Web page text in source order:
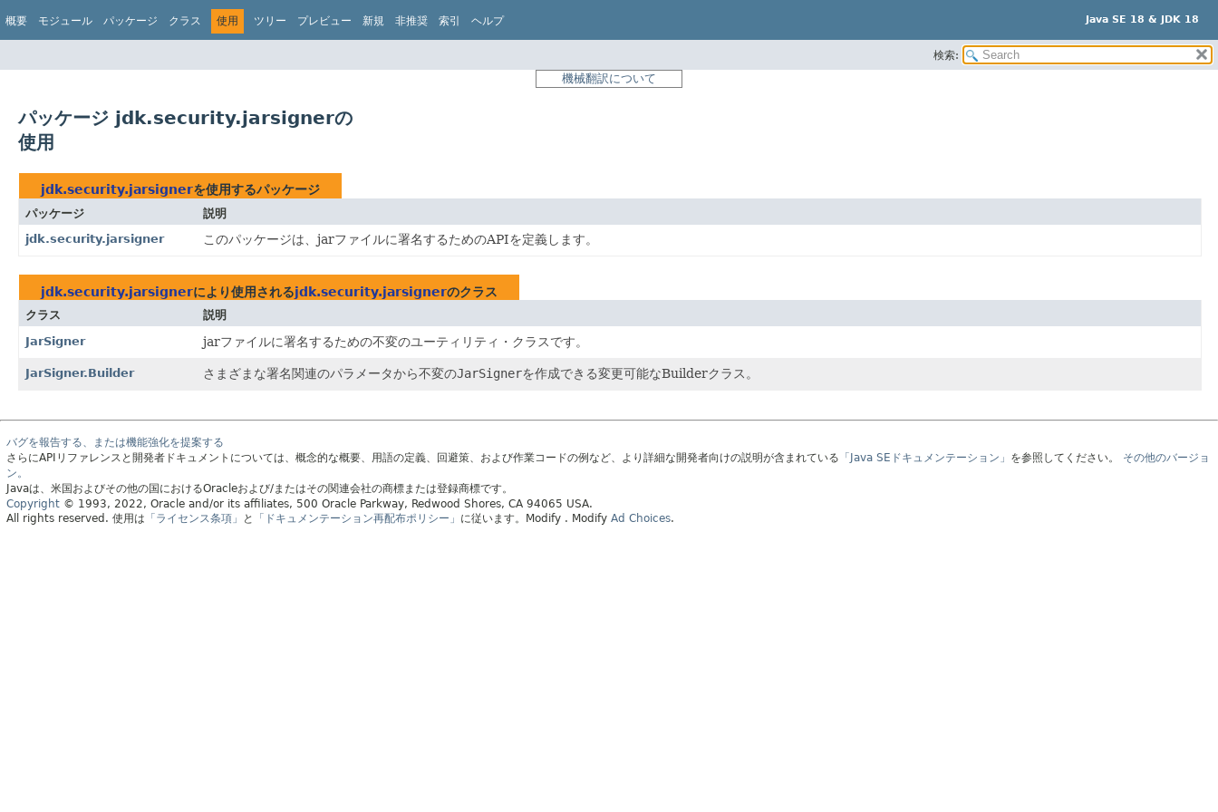
Java SE 18 & JDK 18
概要 モジュール パッケージ クラス 使用 ツリー プレビュー 新規 非推奨 索引 ヘルプ
検索:
機械翻訳について
パッケージ jdk.security.jarsignerの
使用
jdk.security.jarsignerを使用するパッケージ
パッケージ
説明
jdk.security.jarsigner
このパッケージは、jarファイルに署名するためのAPIを定義します。
jdk.security.jarsignerにより使用されるjdk.security.jarsignerのクラス
クラス
説明
JarSigner
jarファイルに署名するための不変のユーティリティ・クラスです。
JarSigner.Builder さまざまな署名関連のパラメータから不変のJarSignerを作成できる変更可能なBuilderクラス。
バグを報告する、または機能強化を提案する
さらにAPIリファレンスと開発者ドキュメントについては、概念的な概要、用語の定義、回避策、および作業コードの例など、より詳細な開発者向けの説明が含まれている 「Java SEドキュメンテーション」 を参照してください。
その他のバージョ
ン。
Javaは、米国およびその他の国におけるOracleおよび/またはその関連会社の商標または登録商標です。
Copyright © 1993, 2022, Oracle and/or its affiliates, 500 Oracle Parkway, Redwood Shores, CA 94065 USA.
All rights reserved. 使用は 「ライセンス条項」 と 「ドキュメンテーション再配布ポリシー」 に従います。 Modify . Modify Ad Choices.